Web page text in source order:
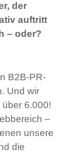
der
auftritt
– oder?
B2B-PR-
Und wir
6.000!
–
unsere
die